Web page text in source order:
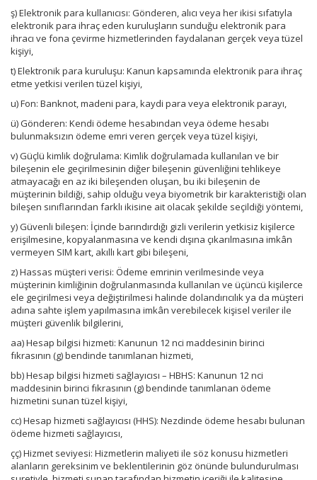
ş) Elektronik para kullanıcısı: Gönderen, alıcı veya her ikisi sıfatıyla
elektronik para ihraç eden kuruluşların sunduğu elektronik para
ihracı ve fona çevirme hizmetlerinden faydalanan gerçek veya tüzel
kişiyi,
t) Elektronik para kuruluşu: Kanun kapsamında elektronik para ihraç
etme yetkisi verilen tüzel kişiyi,
u) Fon: Banknot, madeni para, kaydi para veya elektronik parayı,
ü) Gönderen: Kendi ödeme hesabından veya ödeme hesabı
bulunmaksızın ödeme emri veren gerçek veya tüzel kişiyi,
v) Güçlü kimlik doğrulama: Kimlik doğrulamada kullanılan ve bir
bileşenin ele geçirilmesinin diğer bileşenin güvenliğini tehlikeye
atmayacağı en az iki bileşenden oluşan, bu iki bileşenin de
müşterinin bildiği, sahip olduğu veya biyometrik bir karakteristiği olan
bileşen sınıflarından farklı ikisine ait olacak şekilde seçildiği yöntemi,
y) Güvenli bileşen: İçinde barındırdığı gizli verilerin yetkisiz kişilerce
erişilmesine, kopyalanmasına ve kendi dışına çıkarılmasına imkân
vermeyen SIM kart, akıllı kart gibi bileşeni,
z) Hassas müşteri verisi: Ödeme emrinin verilmesinde veya
müşterinin kimliğinin doğrulanmasında kullanılan ve üçüncü kişilerce
ele geçirilmesi veya değiştirilmesi halinde dolandırıcılık ya da müşteri
adına sahte işlem yapılmasına imkân verebilecek kişisel veriler ile
müşteri güvenlik bilgilerini,
aa) Hesap bilgisi hizmeti: Kanunun 12 nci maddesinin birinci
fıkrasının (g) bendinde tanımlanan hizmeti,
bb) Hesap bilgisi hizmeti sağlayıcısı – HBHS: Kanunun 12 nci
maddesinin birinci fıkrasının (g) bendinde tanımlanan ödeme
hizmetini sunan tüzel kişiyi,
cc) Hesap hizmeti sağlayıcısı (HHS): Nezdinde ödeme hesabı bulunan
ödeme hizmeti sağlayıcısı,
çç) Hizmet seviyesi: Hizmetlerin maliyeti ile söz konusu hizmetleri
alanların gereksinim ve beklentilerinin göz önünde bulundurulması